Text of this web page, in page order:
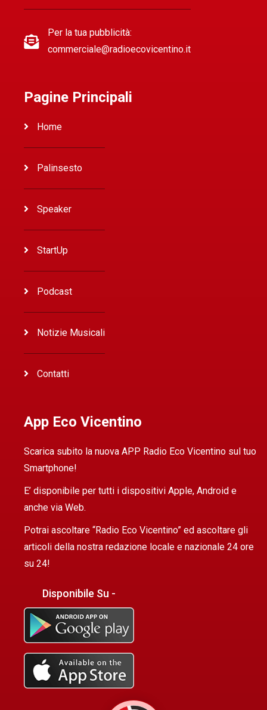
Per la tua pubblicità:
commerciale@radioecovicentino.it
Pagine Principali
Home
Palinsesto
Speaker
StartUp
Podcast
Notizie Musicali
Contatti
App Eco Vicentino
Scarica subito la nuova APP Radio Eco Vicentino sul tuo
Smartphone!
E’ disponibile per tutti i dispositivi Apple, Android e
anche via Web.
Potrai ascoltare “Radio Eco Vicentino” ed ascoltare gli
articoli della nostra redazione locale e nazionale 24 ore
su 24!
Disponibile Su -